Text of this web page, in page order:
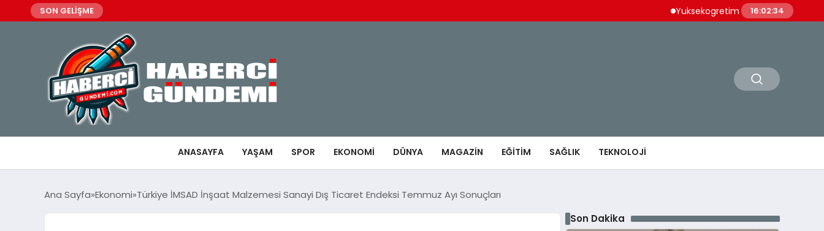
SON GELİŞME Yuksekogretim Kurulundan Dijital
16:02:35
ANASAYFA YAŞAM SPOR EKONOMI DÜNYA MAGAZIN EĞITIM SAĞLIK TEKNOLOJI
Ana Sayfa Ekonomi Türkiye İMSAD İnşaat Malzemesi Sanayi Dış Ticaret Endeksi Temmuz Ayı Sonuçları
Son Dakika